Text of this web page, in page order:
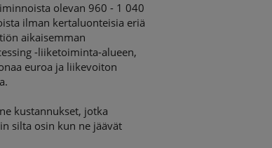
olevan 960 - 1 040
ilman kertaluonteisia eriä
aikaisemman
-liiketoiminta-alueen,
euroa ja liikevoiton
kustannukset, jotka
silta osin kun ne jäävät